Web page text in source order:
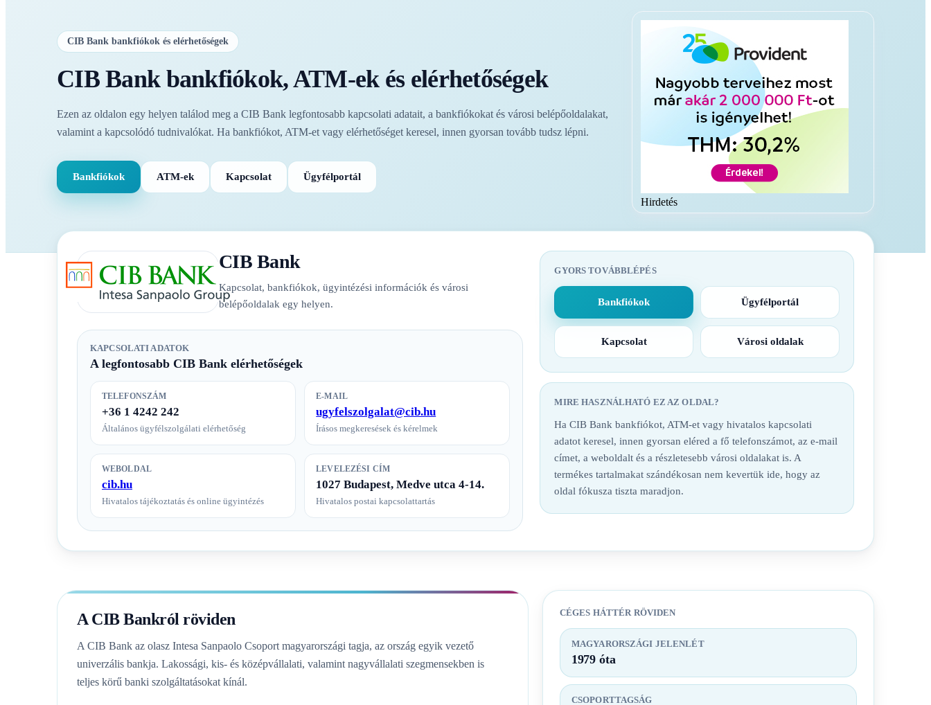
CIB Bank bankfiókok és elérhetőségek
CIB Bank bankfiókok, ATM-ek és elérhetőségek
Ezen az oldalon egy helyen találod meg a CIB Bank legfontosabb kapcsolati adatait, a bankfiókokat és városi belépőoldalakat,
valamint a kapcsolódó tudnivalókat. Ha bankfiókot, ATM-et vagy elérhetőséget keresel, innen gyorsan tovább tudsz lépni.
Bankfiókok ATM-ek Kapcsolat Ügyfélportál
Hirdetés
CIB Bank
Kapcsolat, bankfiókok, ügyintézési információk és városi
belépőoldalak egy helyen.
KAPCSOLATI ADATOK
A legfontosabb CIB Bank elérhetőségek
TELEFONSZÁM
+36 1 4242 242
Általános ügyfélszolgálati elérhetőség
E-MAIL
ugyfelszolgalat@cib.hu
Írásos megkeresések és kérelmek
WEBOLDAL
cib.hu
Hivatalos tájékoztatás és online ügyintézés
LEVELEZÉSI CÍM
1027 Budapest, Medve utca 4-14.
Hivatalos postai kapcsolattartás
GYORS TOVÁBBLÉPÉS
Bankfiókok Ügyfélportál
Kapcsolat Városi oldalak
MIRE HASZNÁLHATÓ EZ AZ OLDAL?
Ha CIB Bank bankfiókot, ATM-et vagy hivatalos kapcsolati
adatot keresel, innen gyorsan eléred a fő telefonszámot, az e-mail
címet, a weboldalt és a részletesebb városi oldalakat is. A
termékes tartalmakat szándékosan nem kevertük ide, hogy az
oldal fókusza tiszta maradjon.
A CIB Bankról röviden
A CIB Bank az olasz Intesa Sanpaolo Csoport magyarországi tagja, az ország egyik vezető
univerzális bankja. Lakossági, kis- és középvállalati, valamint nagyvállalati szegmensekben is
teljes körű banki szolgáltatásokat kínál.
CÉGES HÁTTÉR RÖVIDEN
MAGYARORSZÁGI JELENLÉT
1979 óta
CSOPORTTAGSÁG